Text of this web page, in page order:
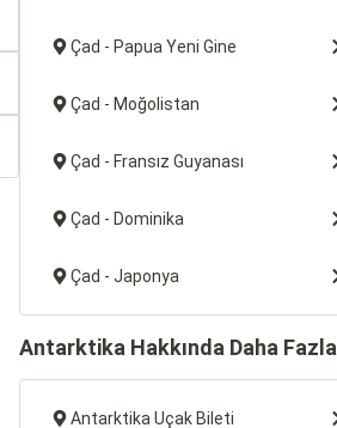
Çad - Papua Yeni Gine
Çad - Moğolistan
Çad - Fransız Guyanası
Çad - Dominika
Çad - Japonya
Antarktika Hakkında Daha Fazla
Antarktika Uçak Bileti